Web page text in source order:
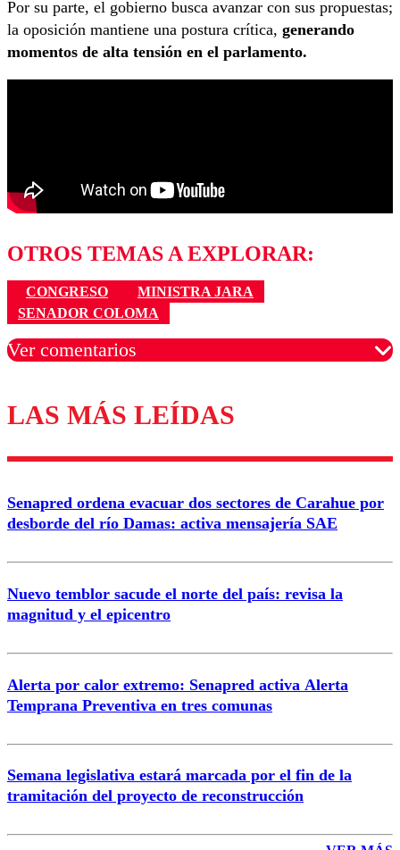
Por su parte, el gobierno busca avanzar con sus propuestas;
la oposición mantiene una postura crítica, generando
momentos de alta tensión en el parlamento.
OTROS TEMAS A EXPLORAR:
CONGRESO
MINISTRA JARA
SENADOR COLOMA
Ver comentarios
Los comentarios son moderados para garantizar un
diálogo respetuoso.
Correo
LAS MÁS LEÍDAS
Senapred ordena evacuar dos sectores de Carahue por
desborde del río Damas: activa mensajería SAE
Nuevo temblor sacude el norte del país: revisa la
magnitud y el epicentro
Alerta por calor extremo: Senapred activa Alerta
Temprana Preventiva en tres comunas
Semana legislativa estará marcada por el fin de la
tramitación del proyecto de reconstrucción